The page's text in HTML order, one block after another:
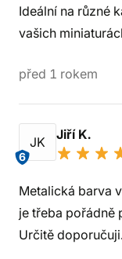
Ideální na různé
vašich
před 1 rokem
JK
6
Jiří K.
Metalická barva
je třeba pořádně
Určitě